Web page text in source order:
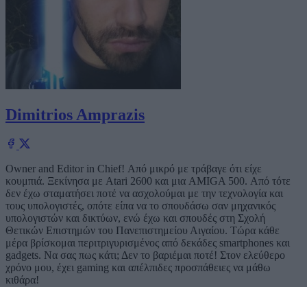
Dimitrios Amprazis
Owner and Editor in Chief! Από μικρό με τράβαγε ότι είχε
κουμπιά. Ξεκίνησα με Atari 2600 και μια AMIGA 500. Από τότε
δεν έχω σταματήσει ποτέ να ασχολούμαι με την τεχνολογία και
τους υπολογιστές, οπότε είπα να το σπουδάσω σαν μηχανικός
υπολογιστών και δικτύων, ενώ έχω και σπουδές στη Σχολή
Θετικών Επιστημών του Πανεπιστημείου Αιγαίου. Τώρα κάθε
μέρα βρίσκομαι περιτριγυρισμένος από δεκάδες smartphones και
gadgets. Να σας πως κάτι; Δεν το βαριέμαι ποτέ! Στον ελεύθερο
χρόνο μου, έχει gaming και απέλπιδες προσπάθειες να μάθω
κιθάρα!